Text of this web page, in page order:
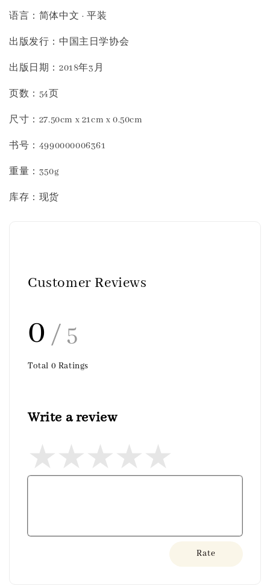
语言：简体中文 · 平装
出版发行：中国主日学协会
出版日期：2018年3月
页数：54页
尺寸：27.50cm x 21cm x 0.50cm
书号：4990000006361
重量：350g
库存：现货
Customer Reviews
0 / 5
Total 0 Ratings
Write a review
Rate